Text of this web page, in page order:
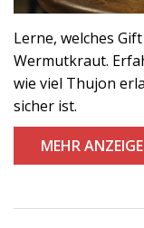
Lerne, welches
Wermutkraut.
wie viel Thujon
sicher ist.
MEHR